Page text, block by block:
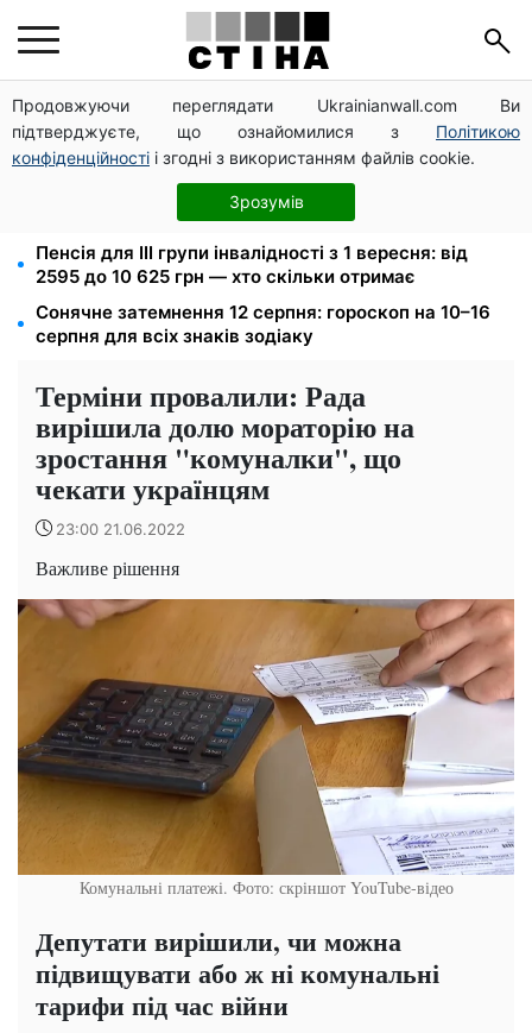
Продовжуючи переглядати Ukrainianwall.com Ви
підтверджуєте, що ознайомилися з Політикою
конфіденційності і згодні з використанням файлів cookie.
Зрозумів
125 грн за куб води: закон №4777 запустив подвійне
подорожчання тарифів у регіонах
Федоров звільнений і без бронювання: Камельчук
пропонує ексміністру мобілізацію на загальних
Пенсія для III групи інвалідності з 1 вересня: від
2595 до 10 625 грн — хто скільки отримає
Сонячне затемнення 12 серпня: гороскоп на 10–16
серпня для всіх знаків зодіаку
Терміни провалили: Рада
вирішила долю мораторію на
зростання "комуналки", що
чекати українцям
23:00 21.06.2022
Важливе рішення
Комунальні платежі. Фото: скріншот YouTube-відео
Депутати вирішили, чи можна
підвищувати або ж ні комунальні
тарифи під час війни